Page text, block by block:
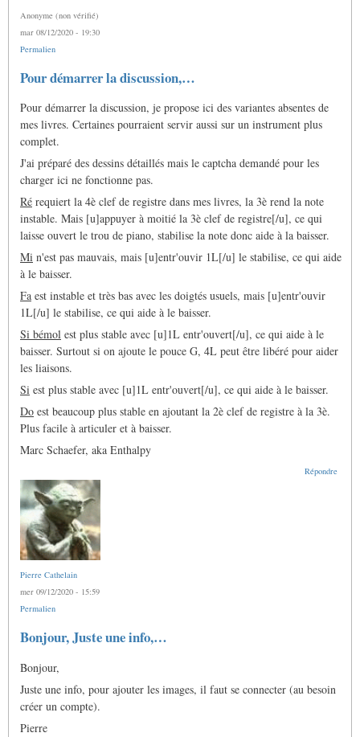
Anonyme (non vérifié)
mar 08/12/2020 - 19:30
Permalien
Pour démarrer la discussion,…
Pour démarrer la discussion, je propose ici des variantes absentes de
mes livres. Certaines pourraient servir aussi sur un instrument plus
complet.
J'ai préparé des dessins détaillés mais le captcha demandé pour les
charger ici ne fonctionne pas.
Ré requiert la 4è clef de registre dans mes livres, la 3è rend la note
instable. Mais [u]appuyer à moitié la 3è clef de registre[/u], ce qui
laisse ouvert le trou de piano, stabilise la note donc aide à la baisser.
Mi n'est pas mauvais, mais [u]entr'ouvir 1L[/u] le stabilise, ce qui aide
à le baisser.
Fa est instable et très bas avec les doigtés usuels, mais [u]entr'ouvir
1L[/u] le stabilise, ce qui aide à le baisser.
Si bémol est plus stable avec [u]1L entr'ouvert[/u], ce qui aide à le
baisser. Surtout si on ajoute le pouce G, 4L peut être libéré pour aider
les liaisons.
Si est plus stable avec [u]1L entr'ouvert[/u], ce qui aide à le baisser.
Do est beaucoup plus stable en ajoutant la 2è clef de registre à la 3è.
Plus facile à articuler et à baisser.
Marc Schaefer, aka Enthalpy
Répondre
Pierre Cathelain
mer 09/12/2020 - 15:59
Permalien
Bonjour, Juste une info,…
Bonjour,
Juste une info, pour ajouter les images, il faut se connecter (au besoin
créer un compte).
Pierre